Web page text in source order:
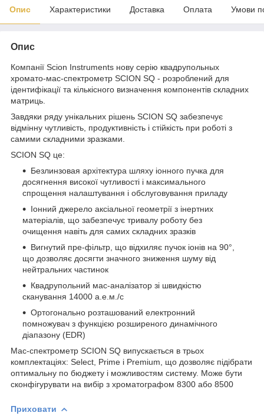
Опис Характеристики Доставка Оплата Умови
Опис
Компанії Scion Instruments нову серію квадрупольных
хромато-мас-спектрометр SCION SQ - розроблений для
ідентифікації та кількісного визначення компонентів складних
матриць.
Завдяки ряду унікальних рішень SCION SQ забезпечує
відмінну чутливість, продуктивність і стійкість при роботі з
самими складними зразками.
SCION SQ це:
Безлинзовая архітектура шляху іонного пучка для
досягнення високої чутливості і максимального
спрощення налаштування і обслуговування приладу
Іонний джерело аксіальної геометрії з інертних
матеріалів, що забезпечує тривалу роботу без
очищення навіть для самих складних зразків
Вигнутий пре-фільтр, що відхиляє пучок іонів на 90°,
що дозволяє досягти значного зниження шуму від
нейтральних частинок
Квадрупольний мас-аналізатор зі швидкістю
сканування 14000 а.е.м./с
Ортогонально розташований електронний
помножувач з функцією розширеного динамічного
діапазону (EDR)
Мас-спектрометр SCION SQ випускається в трьох
комплектаціях: Select, Prime і Premium, що дозволяє підібрати
оптимальну по бюджету і можливостям систему. Може бути
сконфігурувати на вибір з хроматографом 8300 або 8500
Приховати